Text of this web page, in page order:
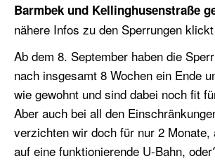
Barmbek und Kellinghusenstraße
nähere Infos zu den Sperrungen
Ab dem 8. September haben die
nach insgesamt 8 Wochen ein Ende
wie gewohnt und sind dabei noch fit
Aber auch bei all den
verzichten wir doch für nur 2
auf eine funktionierende U-Bahn,